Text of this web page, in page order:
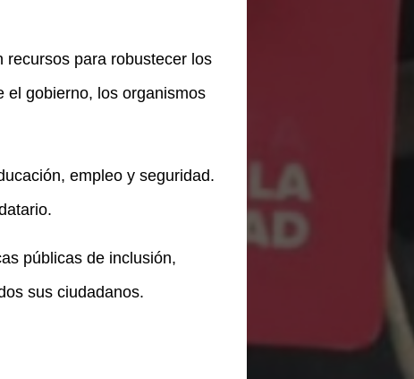
recursos para robustecer los
el gobierno, los organismos
empleo y seguridad.
públicas de inclusión,
sus ciudadanos.